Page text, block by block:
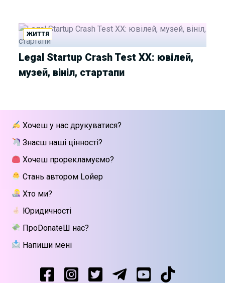
ЖИТТЯ
Legal Startup Crash Test XX: ювілей,
музей, вініл, стартапи
Хочеш у нас друкуватися?
Знаєш наші цінності?
Хочеш прорекламуємо?
Стань автором Lойер
Хто ми?
Юридичності
ПроDonateШ нас?
Напиши мені